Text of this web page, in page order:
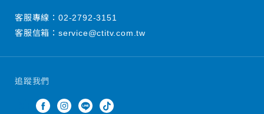
追蹤我們
客服專線： 02-2792-3151
客服信箱： service@ctitv.com.tw